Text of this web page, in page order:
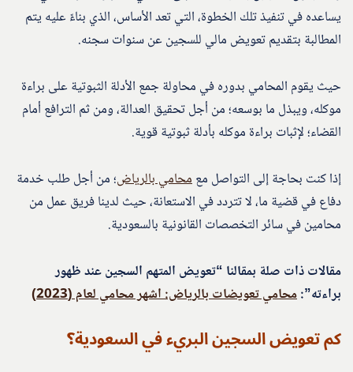
يساعده في تنفيذ تلك الخطوة، التي تعد الأساس، الذي بناءً عليه يتم
المطالبة بتقديم تعويض مالي للسجين عن سنوات سجنه.
حيث يقوم المحامي بدوره في محاولة جمع الأدلة الثبوتية على براءة
موكله، ويبذل ما بوسعه؛ من أجل تحقيق العدالة، ومن ثم الترافع أمام
القضاء؛ لإثبات براءة موكله بأدلة ثبوتية قوية.
إذا كنت بحاجة إلى التواصل معمحامي بالرياض؛ من أجل طلب خدمة
دفاع في قضية ما، لا تتردد في الاستعانة، حيث لدينا فريق عمل من
محامين في سائر التخصصات القانونية بالسعودية.
مقالات ذات صلة بمقالنا “تعويض المتهم السجين عند ظهور
براءته”:محامي تعويضات بالرياض: اشهر محامي لعام (2023)
كم تعويض السجين البريء في السعودية؟